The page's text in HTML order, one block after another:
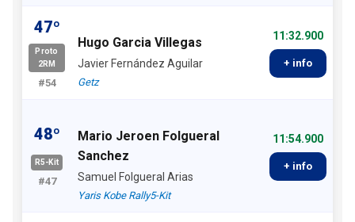
47º
Proto
2RM
#54
Hugo Garcia Villegas
Javier Fernández Aguilar
Getz
11:32.900
+ info
48º
R5-Kit
#47
Mario Jeroen Folgueral
Sanchez
Samuel Folgueral Arias
Yaris Kobe Rally5-Kit
11:54.900
+ info